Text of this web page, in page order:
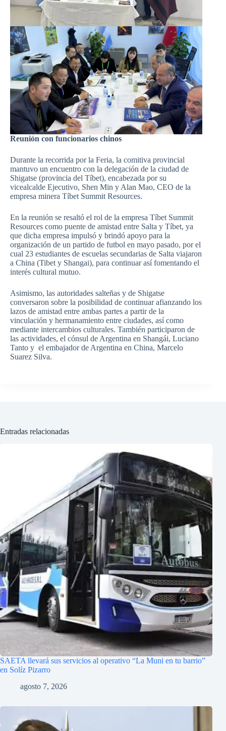
Reunión con funcionarios chinos
Durante la recorrida por la Feria, la comitiva provincial
mantuvo un encuentro con la delegación de la ciudad de
Shigatse (provincia del Tíbet), encabezada por su
vicealcalde Ejecutivo, Shen Min y Alan Mao, CEO de la
empresa minera Tíbet Summit Resources.
En la reunión se resaltó el rol de la empresa Tíbet Summit
Resources como puente de amistad entre Salta y Tíbet, ya
que dicha empresa impulsó y brindó apoyo para la
organización de un partido de futbol en mayo pasado, por el
cual 23 estudiantes de escuelas secundarias de Salta viajaron
a China (Tibet y Shangai), para continuar así fomentando el
interés cultural mutuo.
Asimismo, las autoridades salteñas y de Shigatse
conversaron sobre la posibilidad de continuar afianzando los
lazos de amistad entre ambas partes a partir de la
vinculación y hermanamiento entre ciudades, así como
mediante intercambios culturales. También participaron de
las actividades, el cónsul de Argentina en Shangái, Luciano
Tanto y el embajador de Argentina en China, Marcelo
Suarez Silva.
Entradas relacionadas
SAETA llevará sus servicios al operativo “La Muni en tu barrio”
en Solíz Pizarro
agosto 7, 2026